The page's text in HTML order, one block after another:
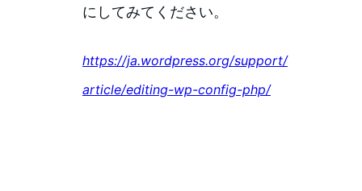
にしてみてください。
https://ja.wordpress.org/support/
article/editing-wp-config-php/